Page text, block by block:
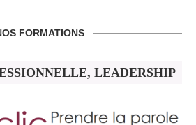
FORMATIONS
LEADERSHIP